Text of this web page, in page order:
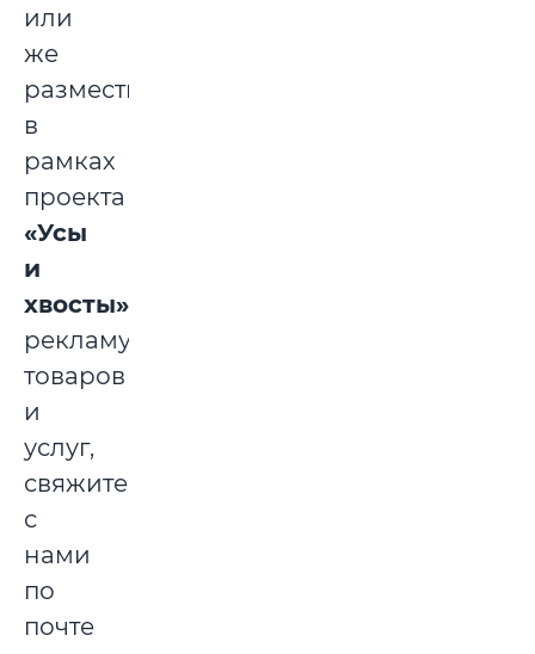
или
же
разместить
в
рамках
проекта
«Усы
и
хвосты»
рекламу
товаров
и
услуг,
свяжитесь
с
нами
по
почте